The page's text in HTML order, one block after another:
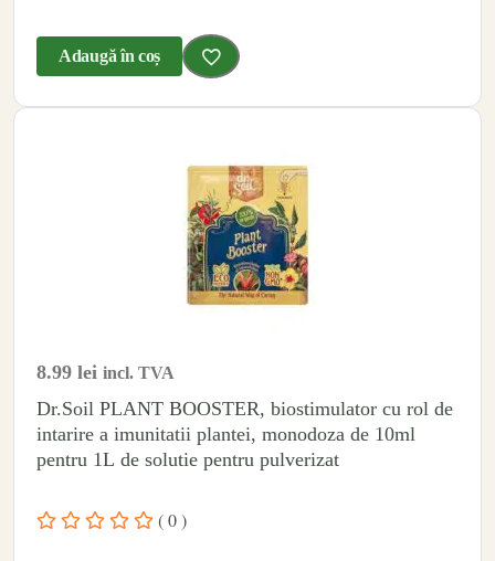
Adaugă în coș
8.99 lei incl. TVA
Dr.Soil PLANT BOOSTER, biostimulator cu rol de
intarire a imunitatii plantei, monodoza de 10ml
pentru 1L de solutie pentru pulverizat
( 0 )